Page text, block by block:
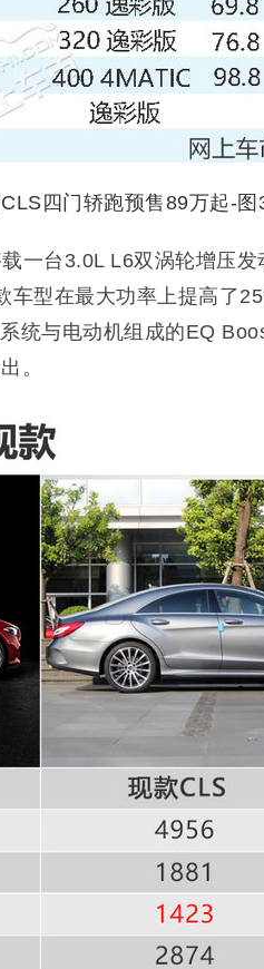
一台3.0L L6双涡轮增压发
型在最大功率上提高了
统与电动机组成的EQ
。